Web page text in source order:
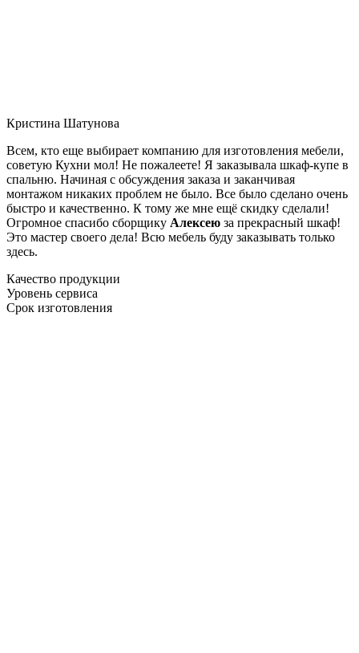
Кристина Шатунова
Всем, кто еще выбирает компанию для изготовления мебели,
советую Кухни мол! Не пожалеете! Я заказывала шкаф-купе в
спальню. Начиная с обсуждения заказа и заканчивая
монтажом никаких проблем не было. Все было сделано очень
быстро и качественно. К тому же мне ещё скидку сделали!
Огромное спасибо сборщику Алексею за прекрасный шкаф!
Это мастер своего дела! Всю мебель буду заказывать только
здесь.
Качество продукции
Уровень сервиса
Срок изготовления